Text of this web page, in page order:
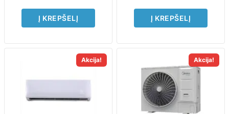
Į KREPŠELĮ Į KREPŠELĮ
Akcija! Akcija!